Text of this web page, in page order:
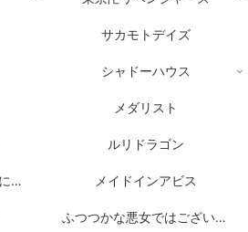
サカモトデイズ
シャドーハウス
メダリスト
ルリドラゴン
片田舎のおっさん、剣聖になる メイドインアビス
ふつつかな悪女ではございますが